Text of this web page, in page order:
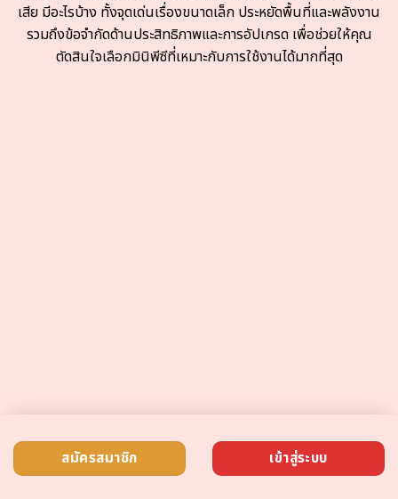
เสีย มีอะไรบ้าง ทั้งจุดเด่นเรื่องขนาดเล็ก ประหยัดพื้นที่และพลังงาน
รวมถึงข้อจำกัดด้านประสิทธิภาพและการอัปเกรด เพื่อช่วยให้คุณ
ตัดสินใจเลือกมินิพีซีที่เหมาะกับการใช้งานได้มากที่สุด
สมัครสมาชิก เข้าสู่ระบบ